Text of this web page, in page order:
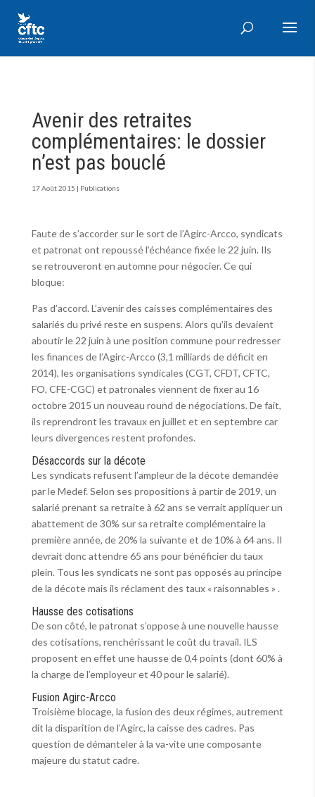
Avenir des retraites
complémentaires: le dossier
n’est pas bouclé
17 Août 2015 | Publications
Faute de s’accorder sur le sort de l’Agirc-Arcco, syndicats
et patronat ont repoussé l’échéance fixée le 22 juin. Ils
se retrouveront en automne pour négocier. Ce qui
bloque:
Pas d’accord. L’avenir des caisses complémentaires des
salariés du privé reste en suspens. Alors qu’ils devaient
aboutir le 22 juin à une position commune pour redresser
les finances de l’Agirc-Arcco (3,1 milliards de déficit en
2014), les organisations syndicales (CGT, CFDT, CFTC,
FO, CFE-CGC) et patronales viennent de fixer au 16
octobre 2015 un nouveau round de négociations. De fait,
ils reprendront les travaux en juillet et en septembre car
leurs divergences restent profondes.
Désaccords sur la décote
Les syndicats refusent l’ampleur de la décote demandée
par le Medef. Selon ses propositions à partir de 2019, un
salarié prenant sa retraite à 62 ans se verrait appliquer un
abattement de 30% sur sa retraite complémentaire la
première année, de 20% la suivante et de 10% à 64 ans. Il
devrait donc attendre 65 ans pour bénéficier du taux
plein. Tous les syndicats ne sont pas opposés au principe
de la décote mais ils réclament des taux « raisonnables » .
Hausse des cotisations
De son côté, le patronat s’oppose à une nouvelle hausse
des cotisations, renchérissant le coût du travail. ILS
proposent en effet une hausse de 0,4 points (dont 60% à
la charge de l’employeur et 40 pour le salarié).
Fusion Agirc-Arcco
Troisième blocage, la fusion des deux régimes, autrement
dit la disparition de l’Agirc, la caisse des cadres. Pas
question de démanteler à la va-vite une composante
majeure du statut cadre.